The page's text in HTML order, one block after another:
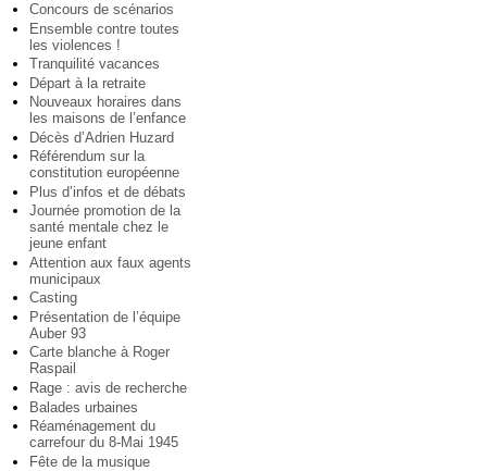
Concours de scénarios
Ensemble contre toutes
les violences !
Tranquilité vacances
Départ à la retraite
Nouveaux horaires dans
les maisons de l’enfance
Décès d’Adrien Huzard
Référendum sur la
constitution européenne
Plus d’infos et de débats
Journée promotion de la
santé mentale chez le
jeune enfant
Attention aux faux agents
municipaux
Casting
Présentation de l’équipe
Auber 93
Carte blanche à Roger
Raspail
Rage : avis de recherche
Balades urbaines
Réaménagement du
carrefour du 8-Mai 1945
Fête de la musique